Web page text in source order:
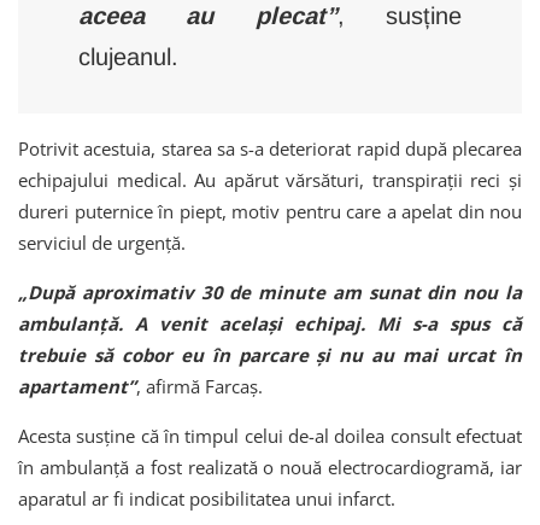
aceea au plecat”, susține
clujeanul.
Potrivit acestuia, starea sa s-a deteriorat rapid după plecarea
echipajului medical. Au apărut vărsături, transpirații reci și
dureri puternice în piept, motiv pentru care a apelat din nou
serviciul de urgență.
„După aproximativ 30 de minute am sunat din nou la
ambulanță. A venit același echipaj. Mi s-a spus că
trebuie să cobor eu în parcare și nu au mai urcat în
apartament”, afirmă Farcaș.
Acesta susține că în timpul celui de-al doilea consult efectuat
în ambulanță a fost realizată o nouă electrocardiogramă, iar
aparatul ar fi indicat posibilitatea unui infarct.